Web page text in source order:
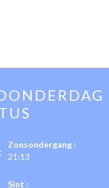
Zonsondergang :
21:13
Sint :